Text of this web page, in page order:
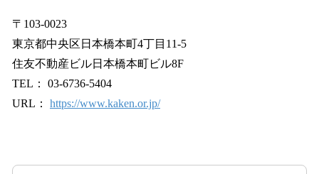
〒103-0023
東京都中央区日本橋本町4丁目11-5
住友不動産ビル日本橋本町ビル8F
TEL： 03-6736-5404
URL： https://www.kaken.or.jp/